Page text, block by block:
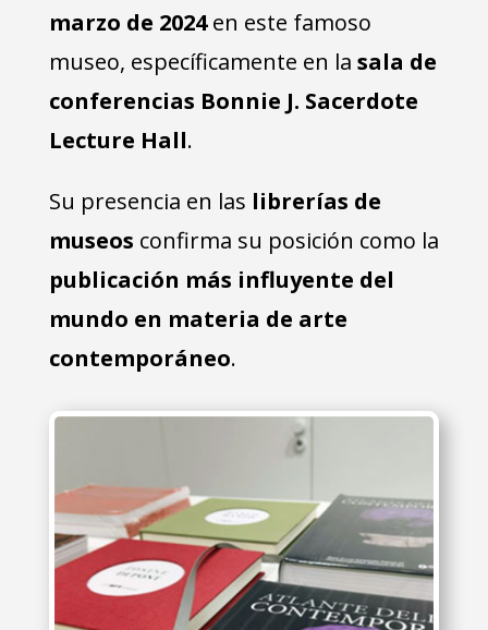
marzo de 2024en este famoso
museo, específicamente en la sala de
conferencias Bonnie J. Sacerdote
Lecture Hall.
Su presencia en las librerías de
museos confirma su posición como la
publicación más influyente del
mundo en materia de arte
contemporáneo.